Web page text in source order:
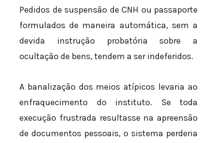
Pedidos de suspensão de CNH ou passaporte
formulados de maneira automática, sem a
devida instrução probatória sobre a
ocultação de bens, tendem a ser indeferidos.
A banalização dos meios atípicos levaria ao
enfraquecimento do instituto. Se toda
execução frustrada resultasse na apreensão
de documentos pessoais, o sistema perderia